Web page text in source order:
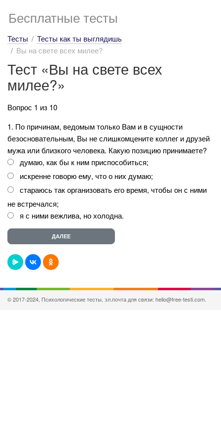
Бесплатные тесты
Тесты
Тесты как ты выглядишь
Вы на свете всех милее?
Тест «Вы на свете всех
милее?»
Вопрос 1 из 10
1. По причинам, ведомым только Вам и в сущности
безосновательным, Вы не слишкомцените коллег и друзей
мужа или близкого человека. Какую позицию принимаете?
думаю, как бы к ним приспособиться;
искренне говорю ему, что о них думаю;
стараюсь так организовать его время, чтобы он с ними
не встречался;
я с ними вежлива, но холодна.
© 2017-2024, Психологические тесты, эл.почта для связи: hello@free-testi.com.